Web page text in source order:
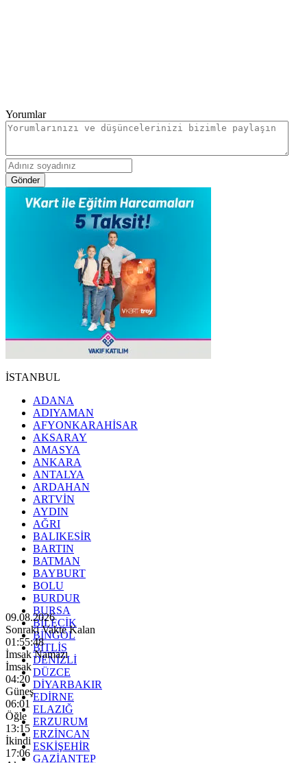
Yorumlar
Gönder
İSTANBUL
ADANA
ADIYAMAN
AFYONKARAHİSAR
AKSARAY
AMASYA
ANKARA
ANTALYA
ARDAHAN
ARTVİN
AYDIN
AĞRI
BALIKESİR
BARTIN
BATMAN
BAYBURT
BOLU
BURDUR
BURSA
BİLECİK
BİNGÖL
BİTLİS
DENİZLİ
DÜZCE
DİYARBAKIR
EDİRNE
ELAZIĞ
ERZURUM
ERZİNCAN
ESKİŞEHİR
GAZİANTEP
09.08.2026
Sonraki Vakte Kalan
01:55:47
İmsak Namazı
İmsak
04:20
Güneş
06:01
Öğle
13:15
İkindi
17:06